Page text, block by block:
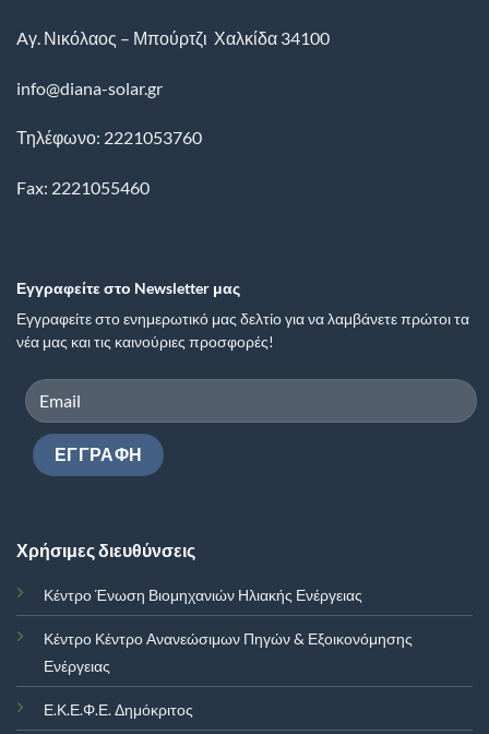
Aγ. Νικόλαος – Μπούρτζι Χαλκίδα 34100
info@diana-solar.gr
Τηλέφωνο: 2221053760
Fax: 2221055460
Εγγραφείτε στο Newsletter μας
Εγγραφείτε στο ενημερωτικό μας δελτίο για να λαμβάνετε πρώτοι τα
νέα μας και τις καινούριες προσφορές!
Χρήσιμες διευθύνσεις
Κέντρο Ένωση Βιομηχανιών Ηλιακής Ενέργειας
Κέντρο Κέντρο Ανανεώσιμων Πηγών & Εξοικονόμησης
Ενέργειας
Ε.Κ.Ε.Φ.Ε. Δημόκριτος